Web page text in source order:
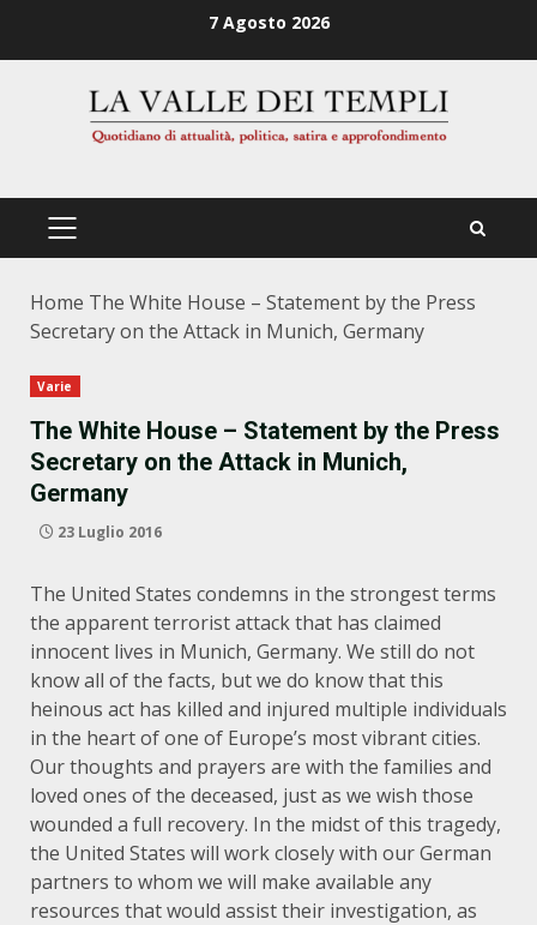
7 Agosto 2026
PRIMÄRES
Home The White House – Statement by the Press
Secretary on the Attack in Munich, Germany
Varie
The White House – Statement by the Press
Secretary on the Attack in Munich,
Germany
23 Luglio 2016
The United States condemns in the strongest terms
the apparent terrorist attack that has claimed
innocent lives in Munich, Germany. We still do not
know all of the facts, but we do know that this
heinous act has killed and injured multiple individuals
in the heart of one of Europe’s most vibrant cities.
Our thoughts and prayers are with the families and
loved ones of the deceased, just as we wish those
wounded a full recovery. In the midst of this tragedy,
the United States will work closely with our German
partners to whom we will make available any
resources that would assist their investigation, as